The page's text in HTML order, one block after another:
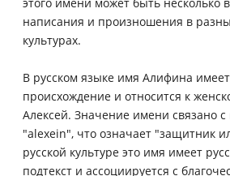
написания и произношения в
культурах.
В русском языке имя Алифина
происхождение и относится к
Алексей. Значение имени связано с
"alexein", что означает "защитник
русской культуре это имя имеет
подтекст и ассоциируется с